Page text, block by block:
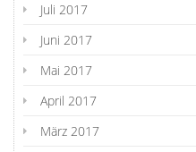
Juli 2017
Juni 2017
Mai 2017
April 2017
März 2017